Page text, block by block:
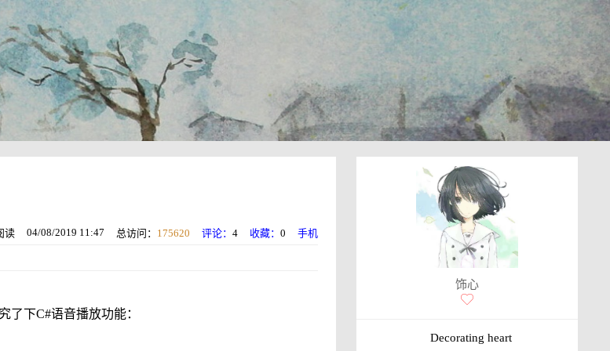
读 04/08/2019 11:47 总访问： 175620 评论： 4 收藏： 0 手机
了下C#语音播放功能：
饰心
Decorating heart